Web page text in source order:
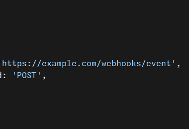
example.com/webhooks/event' ,
'POST' ,